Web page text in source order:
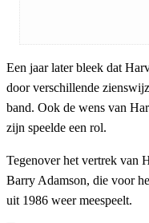
Een jaar later bleek dat
door verschillende
band. Ook de wens van
zijn speelde een rol.
Tegenover het vertrek van
Barry Adamson, die voor
uit 1986 weer meespeelt.